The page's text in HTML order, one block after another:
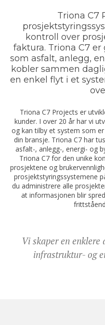
Triona C7
kontroll over
faktura. Triona C7
som asfalt, anlegg,
kobler sammen
en enkel flyt i et
Triona C7 Projects er
kunder. I over 20 år har vi
og kan tilby et system som
din bransje. Triona C7 har
asfalt-, anlegg-, energi- og
Triona C7 for den unike
prosjektene og
prosjektstyringssystemene
du administrere alle
at informasjonen blir
Vi skaper en
infrastruktur- og